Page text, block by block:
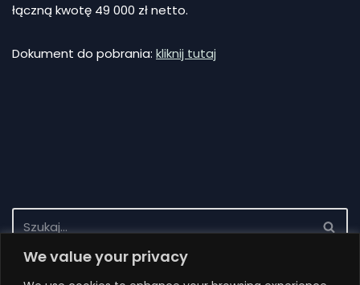
We value your privacy
łączną kwotę 49 000 zł netto.
Dokument do pobrania: kliknij tutaj